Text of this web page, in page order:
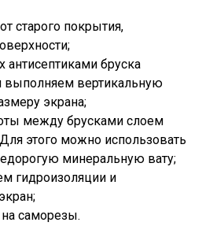
старого покрытия,
антисептиками бруска
вертикальную
экрана;
между брусками слоем
этого можно использовать
минеральную вату;
гидроизоляции и
саморезы.